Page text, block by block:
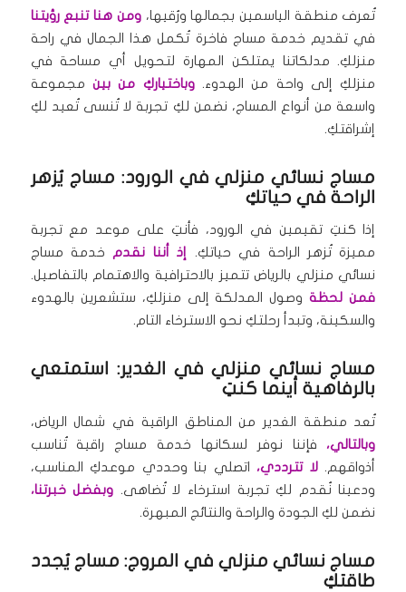
تُعرف منطقة الياسمين بجمالها ورُقيها،ومن هنا تنبع رؤيتنا
في تقديم خدمة مساج فاخرة تُكمل هذا الجمال في راحة
منزلكِ. مدلكاتنا يمتلكن المهارة لتحويل أي مساحة في
منزلكِ إلى واحة من الهدوء.وباختياركِ من بين مجموعة
واسعة من أنواع المساج، نضمن لكِ تجربة لا تُنسى تُعيد لكِ
إشراقتكِ.
مساج نسائي منزلي في الورود: مساج يُزهر
الراحة في حياتكِ
إذا كنتِ تقيمين في الورود، فأنتِ على موعد مع تجربة
مميزة تُزهر الراحة في حياتكِ.
إذ أننا نقدم خدمة مساج
نسائي منزلي بالرياض تتميز بالاحترافية والاهتمام بالتفاصيل.
فمن لحظةوصول المدلكة إلى منزلكِ، ستشعرين بالهدوء
والسكينة، وتبدأ رحلتكِ نحو الاسترخاء التام.
مساج نسائي منزلي في الغدير: استمتعي
بالرفاهية أينما كنتِ
تُعد منطقة الغدير من المناطق الراقية في شمال الرياض،
وبالتالي، فإننا نوفر لسكانها خدمة مساج راقية تُناسب
أذواقهم.لا تترددي، اتصلي بنا وحددي موعدكِ المناسب،
ودعينا نُقدم لكِ تجربة استرخاء لا تُضاهى. وبفضل خبرتنا،
نضمن لكِ الجودة والراحة والنتائج المبهرة.
مساج نسائي منزلي في المروج: مساج يُجدد
طاقتكِ